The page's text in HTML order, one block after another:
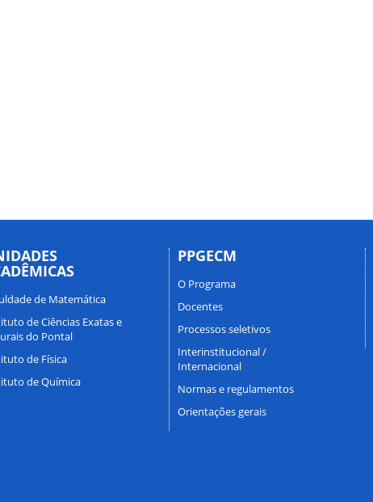
de Matemática
de Ciências Exatas e
do Pontal
de Física
de Química
PPGECM
O Programa
Docentes
Processos seletivos
Interinstitucional /
Internacional
Normas e regulamentos
Orientações gerais